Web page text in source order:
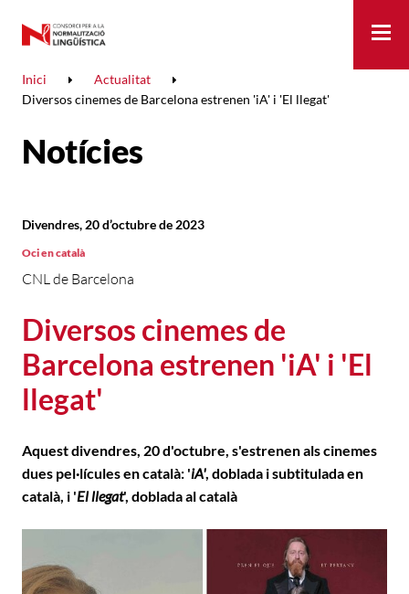
Inici
Actualitat
Diversos cinemes de Barcelona estrenen 'iA' i 'El llegat'
Notícies
Diversos cinemes de
Barcelona estrenen 'iA' i 'El
llegat'
CNL de Barcelona
Divendres, 20 d’octubre de 2023
Oci en català
Aquest divendres, 20 d'octubre, s'estrenen als cinemes
dues pel·lícules en català: 'iA', doblada i subtitulada en
català, i 'El llegat', doblada al català